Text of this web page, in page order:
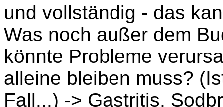
und vollständig - das
Was noch außer dem
könnte Probleme
alleine bleiben muss?
Fall...) -> Gastritis,